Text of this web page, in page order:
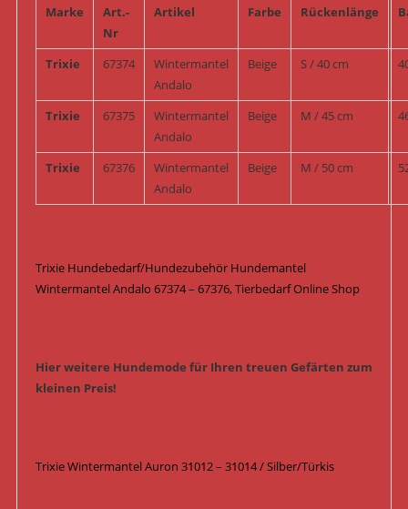
Marke
Art.-
Nr
Artikel Farbe Rückenlänge
Trixie 67374
Wintermantel
Andalo
Beige S / 40 cm
Trixie 67375
Wintermantel
Andalo
Beige M / 45 cm
Trixie 67376
Wintermantel
Andalo
Beige M / 50 cm
Trixie Hundebedarf/Hundezubehör Hundemantel
Wintermantel Andalo 67374 – 67376, Tierbedarf Online Shop
Hier weitere Hundemode für Ihren treuen Gefärten zum
kleinen Preis!
Trixie Wintermantel Auron 31012 – 31014 / Silber/Türkis